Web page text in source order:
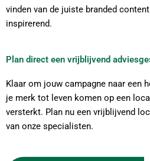
vinden van de juiste branded
inspirerend.
Plan direct een vrijblijvend
Klaar om jouw campagne naar een
je merk tot leven komen op een
versterkt. Plan nu een vrijblijvend
van onze specialisten.